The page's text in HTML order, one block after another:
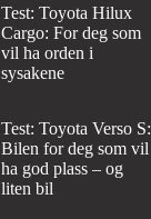
Test: Toyota Hilux
Cargo: For deg som
vil ha orden i
sysakene
Test: Toyota Verso S:
Bilen for deg som vil
ha god plass – og
liten bil